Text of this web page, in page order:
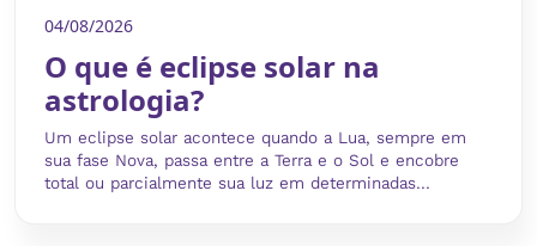
04/08/2026
O que é eclipse solar na
astrologia?
Um eclipse solar acontece quando a Lua, sempre em
sua fase Nova, passa entre a Terra e o Sol e encobre
total ou parcialmente sua luz em determinadas...